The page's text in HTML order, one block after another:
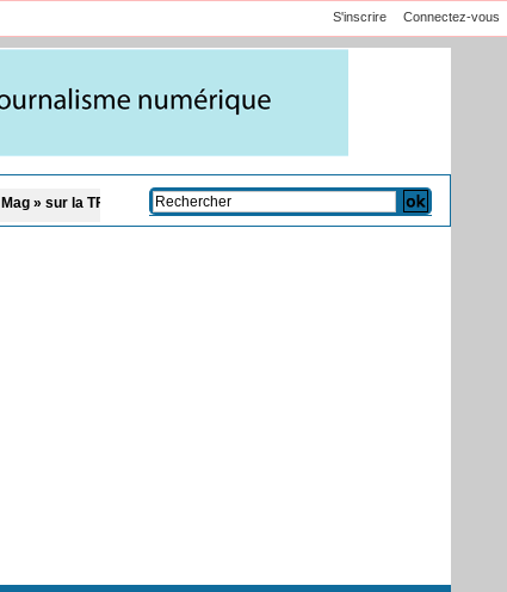
Connectez-vous
S'inscrire
Affaire Pape Cheikh Diallo et Cie : le Parquet fait appel après le non-lieu